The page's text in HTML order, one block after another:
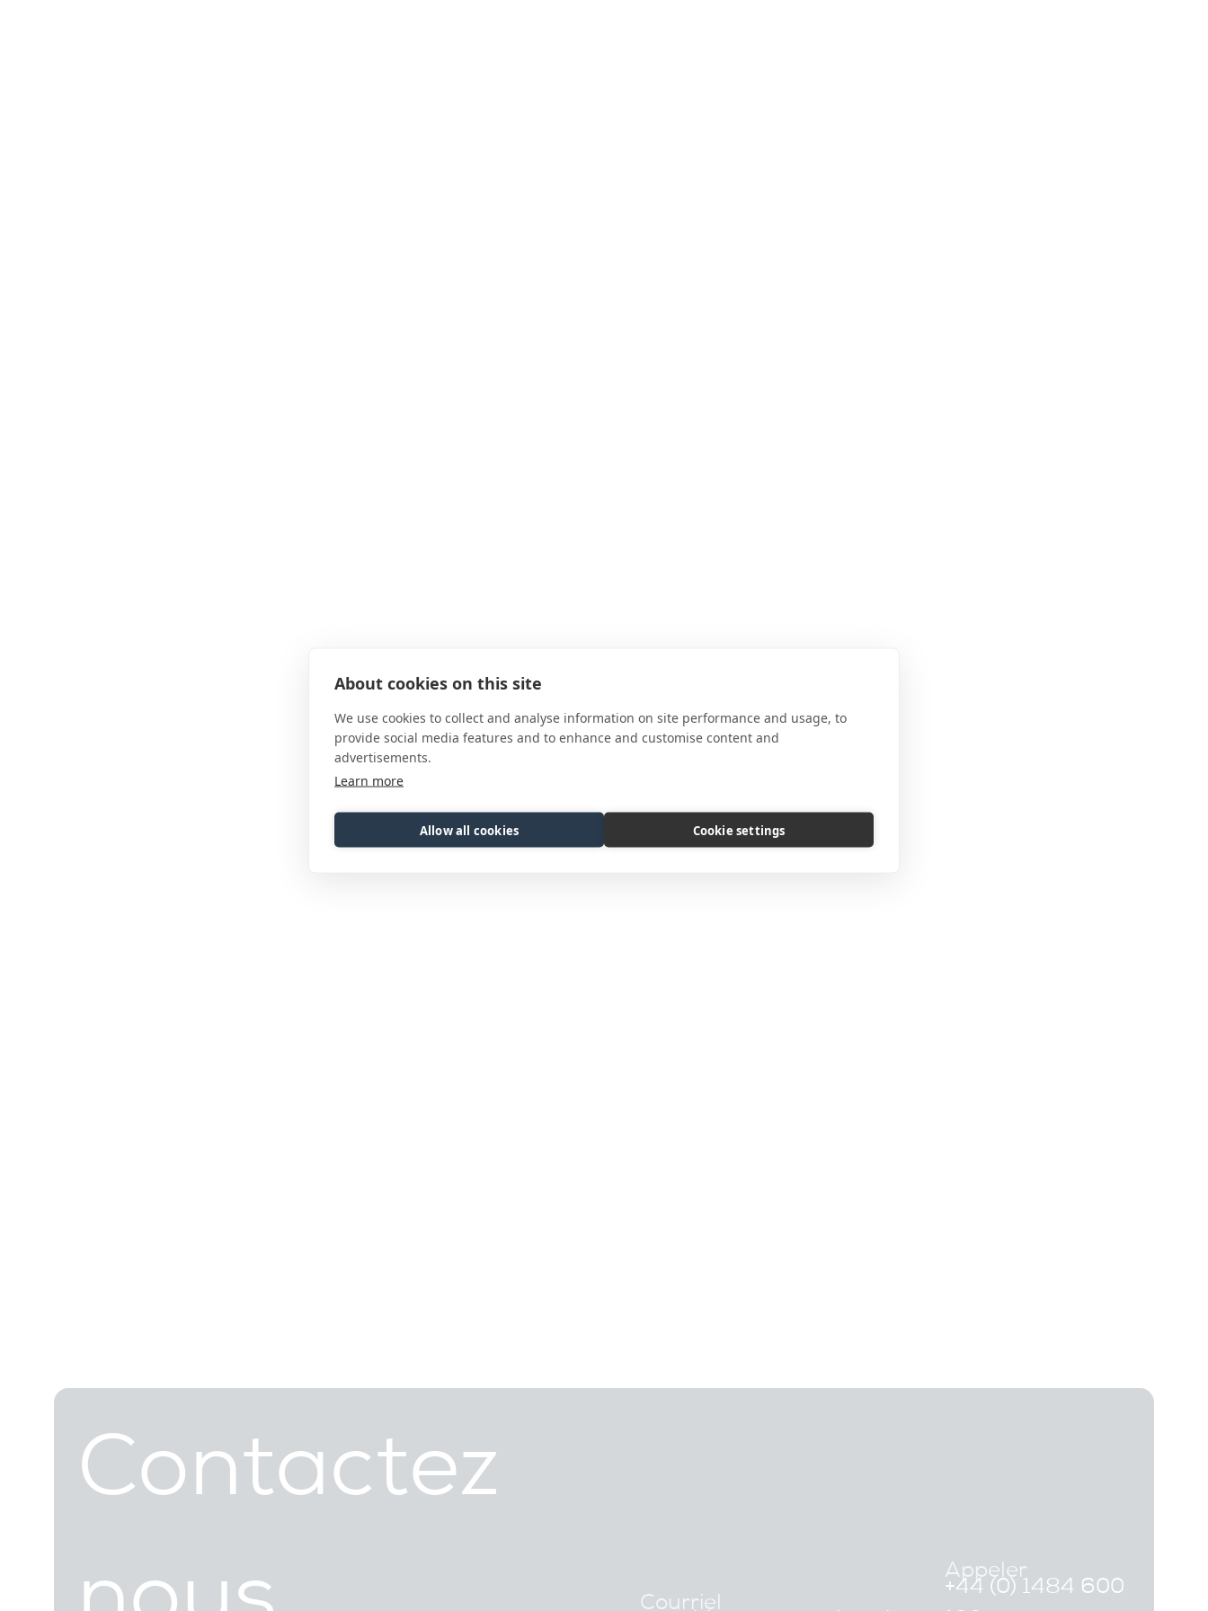
About cookies on this site
We use cookies to collect and analyse information on site performance and usage, to
provide social media features and to enhance and customise content and
advertisements.
Learn more
Allow all cookies Cookie settings
Contactez
Courriel
Appeler
+44 (0) 1484 600